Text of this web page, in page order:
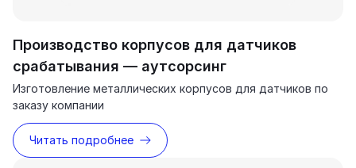
Производство корпусов для датчиков
срабатывания — аутсорсинг
Изготовление металлических корпусов для датчиков по
заказу компании
Читать подробнее